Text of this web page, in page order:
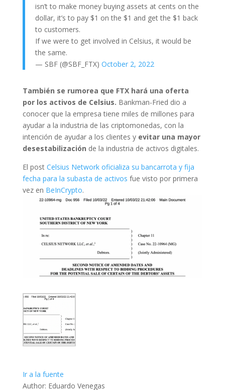
isn’t to make money buying assets at cents on the
dollar, it’s to pay $1 on the $1 and get the $1 back
to customers.
If we were to get involved in Celsius, it would be
the same.
— SBF (@SBF_FTX) October 2, 2022
También se rumorea que FTX hará una oferta
por los activos de Celsius. Bankman-Fried dio a
conocer que la empresa tiene miles de millones para
ayudar a la industria de las criptomonedas, con la
intención de ayudar a los clientes y evitar una mayor
desestabilización de la industria de activos digitales.
El post Celsius Network oficializa su bancarrota y fija
fecha para la subasta de activos fue visto por primera
vez en BeInCrypto.
Ir a la fuente
Author: Eduardo Venegas